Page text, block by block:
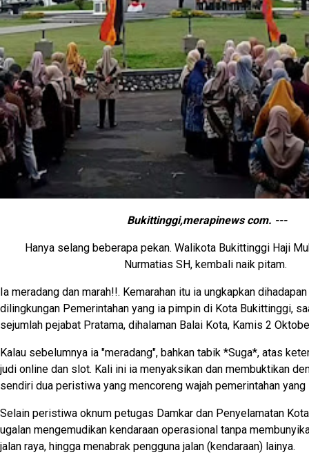
Bukittinggi,merapinews com. ---
Hanya selang beberapa pekan. Walikota Bukittinggi Haji
Nurmatias SH, kembali naik pitam.
Ia meradang dan marah!!. Kemarahan itu ia ungkapkan
dilingkungan Pemerintahan yang ia pimpin di Kota Bukittinggi,
sejumlah pejabat Pratama, dihalaman Balai Kota, Kamis 2
Kalau sebelumnya ia "meradang", bahkan tabik *Suga*, atas
judi online dan slot. Kali ini ia menyaksikan dan membuktikan
sendiri dua peristiwa yang mencoreng wajah pemerintahan yang
Selain peristiwa oknum petugas Damkar dan Penyelamatan
ugalan mengemudikan kendaraan operasional tanpa
jalan raya, hingga menabrak pengguna jalan (kendaraan) lainya.